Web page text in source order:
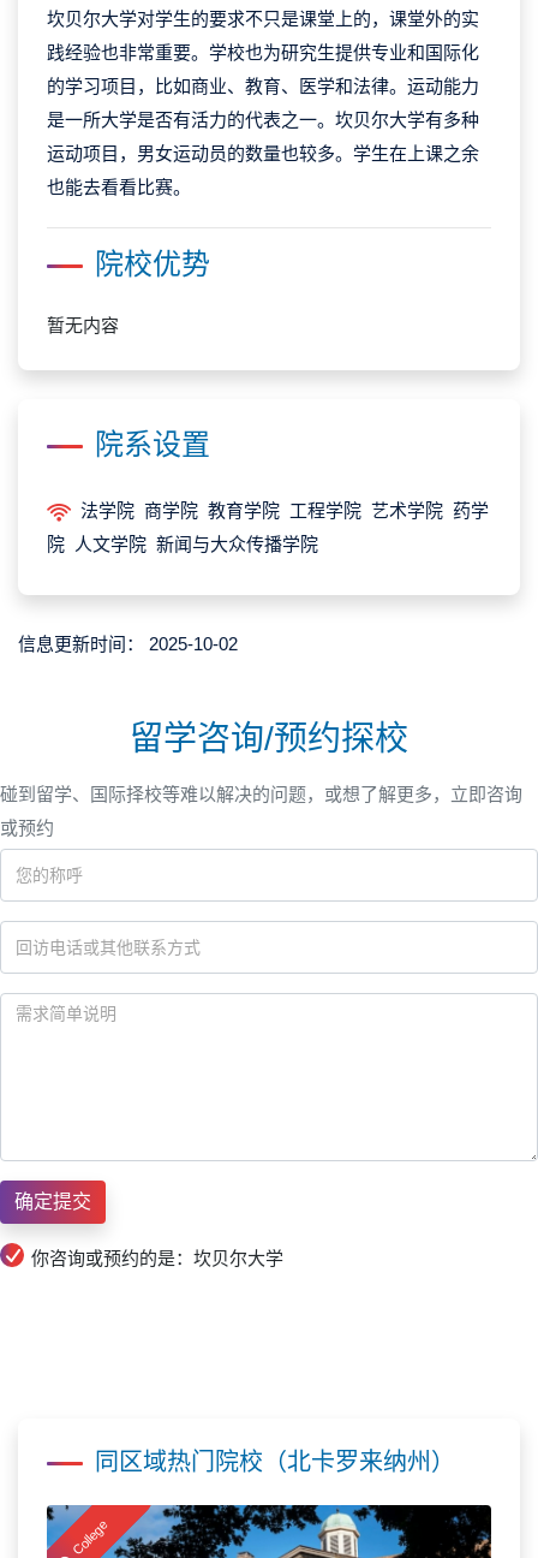
坎贝尔大学对学生的要求不只是课堂上的，课堂外的实
践经验也非常重要。学校也为研究生提供专业和国际化
的学习项目，比如商业、教育、医学和法律。运动能力
是一所大学是否有活力的代表之一。坎贝尔大学有多种
运动项目，男女运动员的数量也较多。学生在上课之余
也能去看看比赛。
院校优势
暂无内容
院系设置
法学院 商学院 教育学院 工程学院 艺术学院 药学
院 人文学院 新闻与大众传播学院
信息更新时间： 2025-10-02
留学咨询/预约探校
碰到留学、国际择校等难以解决的问题，或想了解更多，立即咨询
或预约
你咨询或预约的是：坎贝尔大学
同区域热门院校（北卡罗来纳州）
College